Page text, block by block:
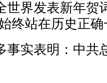
世界发表新年贺
终站在历史正确
事实表明：中共